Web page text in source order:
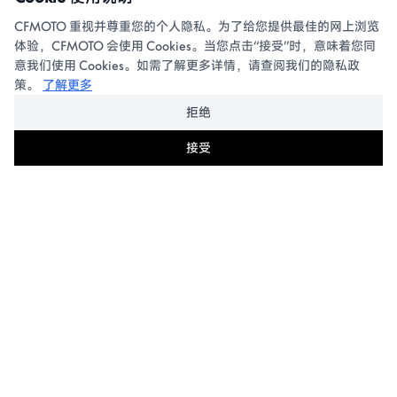
CFMOTO 重视并尊重您的个人隐私。为了给您提供最佳的网上浏览
体验，CFMOTO 会使用 Cookies。当您点击“接受”时，意味着您同
意我们使用 Cookies。如需了解更多详情，请查阅我们的隐私政
策。
了解更多
拒绝
接受